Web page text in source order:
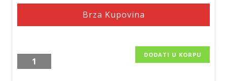
Brza Kupovina
Baterija
za
DODATI U KORPU